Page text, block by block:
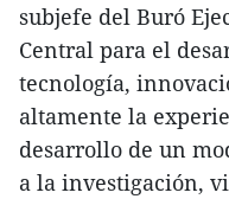
subjefe del Buró
Central para el
tecnología,
altamente la
desarrollo de un
a la investigación,